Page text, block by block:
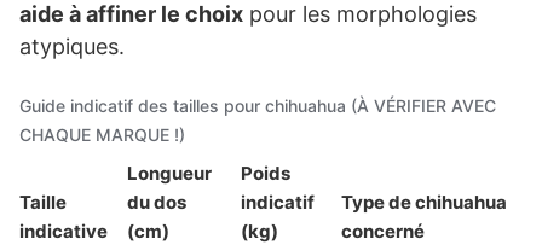
aide à affiner le choix pour les morphologies
atypiques.
Guide indicatif des tailles pour chihuahua (À VÉRIFIER AVEC
CHAQUE MARQUE !)
Taille
indicative
Longueur
du dos
(cm)
Poids
indicatif
(kg)
Type de chihuahua
concerné